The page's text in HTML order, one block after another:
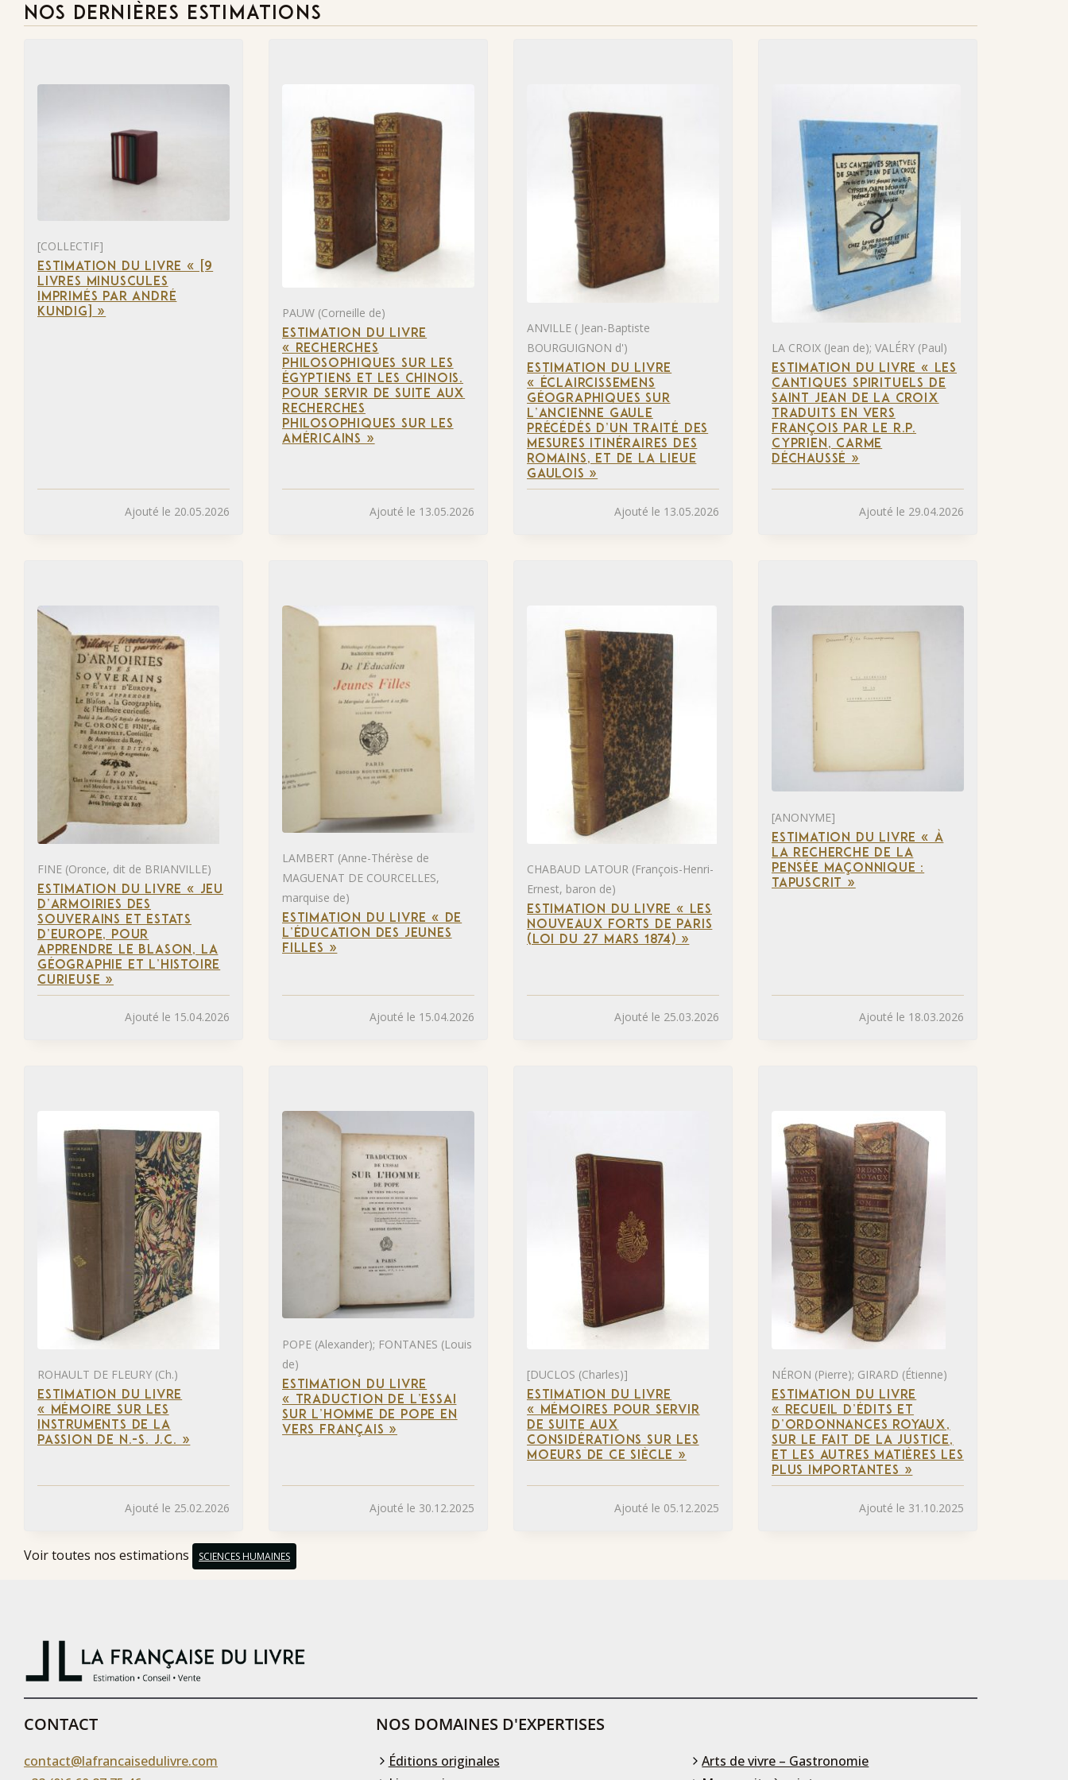
NOS DERNIÈRES ESTIMATIONS
[COLLECTIF]
ESTIMATION DU LIVRE « [9
LIVRES MINUSCULES
IMPRIMÉS PAR ANDRÉ
KUNDIG] »
Ajouté le 20.05.2026
PAUW (Corneille de)
ESTIMATION DU LIVRE
« RECHERCHES
PHILOSOPHIQUES SUR LES
ÉGYPTIENS ET LES CHINOIS.
POUR SERVIR DE SUITE AUX
RECHERCHES
PHILOSOPHIQUES SUR LES
AMÉRICAINS »
Ajouté le 13.05.2026
ANVILLE ( Jean-Baptiste
BOURGUIGNON d')
ESTIMATION DU LIVRE
« ÉCLAIRCISSEMENS
GÉOGRAPHIQUES SUR
L’ANCIENNE GAULE
PRÉCÉDÉS D’UN TRAITÉ DES
MESURES ITINÉRAIRES DES
ROMAINS, ET DE LA LIEUE
GAULOIS »
Ajouté le 13.05.2026
LA CROIX (Jean de); VALÉRY (Paul)
ESTIMATION DU LIVRE « LES
CANTIQUES SPIRITUELS DE
SAINT JEAN DE LA CROIX
TRADUITS EN VERS
FRANÇOIS PAR LE R.P.
CYPRIEN, CARME
DÉCHAUSSÉ »
Ajouté le 29.04.2026
FINE (Oronce, dit de BRIANVILLE)
ESTIMATION DU LIVRE « JEU
D’ARMOIRIES DES
SOUVERAINS ET ESTATS
D’EUROPE, POUR
APPRENDRE LE BLASON, LA
GÉOGRAPHIE ET L’HISTOIRE
CURIEUSE »
Ajouté le 15.04.2026
LAMBERT (Anne-Thérèse de
MAGUENAT DE COURCELLES,
marquise de)
ESTIMATION DU LIVRE « DE
L’ÉDUCATION DES JEUNES
FILLES »
Ajouté le 15.04.2026
CHABAUD LATOUR (François-Henri-
Ernest, baron de)
ESTIMATION DU LIVRE « LES
NOUVEAUX FORTS DE PARIS
(LOI DU 27 MARS 1874) »
Ajouté le 25.03.2026
[ANONYME]
ESTIMATION DU LIVRE « À
LA RECHERCHE DE LA
PENSÉE MAÇONNIQUE :
TAPUSCRIT »
Ajouté le 18.03.2026
ROHAULT DE FLEURY (Ch.)
ESTIMATION DU LIVRE
« MÉMOIRE SUR LES
INSTRUMENTS DE LA
PASSION DE N.-S. J.C. »
Ajouté le 25.02.2026
POPE (Alexander); FONTANES (Louis
de)
ESTIMATION DU LIVRE
« TRADUCTION DE L’ESSAI
SUR L’HOMME DE POPE EN
VERS FRANÇAIS »
Ajouté le 30.12.2025
[DUCLOS (Charles)]
ESTIMATION DU LIVRE
« MÉMOIRES POUR SERVIR
DE SUITE AUX
CONSIDÉRATIONS SUR LES
MOEURS DE CE SIÈCLE »
Ajouté le 05.12.2025
NÉRON (Pierre); GIRARD (Étienne)
ESTIMATION DU LIVRE
« RECUEIL D’ÉDITS ET
D’ORDONNANCES ROYAUX,
SUR LE FAIT DE LA JUSTICE,
ET LES AUTRES MATIÈRES LES
PLUS IMPORTANTES »
Ajouté le 31.10.2025
Voir toutes nos estimations SCIENCES HUMAINES
CONTACT
contact@lafrancaisedulivre.com
NOS DOMAINES D'EXPERTISES
Éditions originales
Arts de vivre – Gastronomie